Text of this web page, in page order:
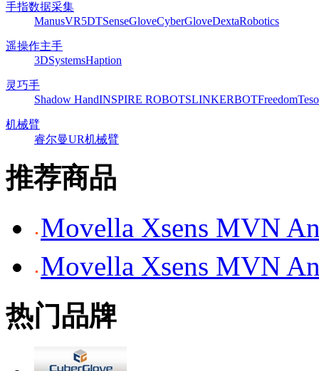
手指数据采集
ManusVR5DTSenseGloveCyberGloveDextaRobotics
遥操作主手
3DSystemsHaption
灵巧手
Shadow HandINSPIRE ROBOTSLINKERBOTFreedom
机械臂
睿尔曼UR机械臂
推荐商品
Movella Xsens MVN
Movella Xsens MVN
热门品牌